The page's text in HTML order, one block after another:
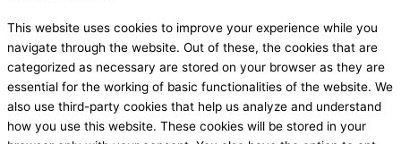
This website uses cookies to improve your experience while you
navigate through the website. Out of these, the cookies that are
categorized as necessary are stored on your browser as they are
essential for the working of basic functionalities of the website. We
also use third-party cookies that help us analyze and understand
how you use this website. These cookies will be stored in your